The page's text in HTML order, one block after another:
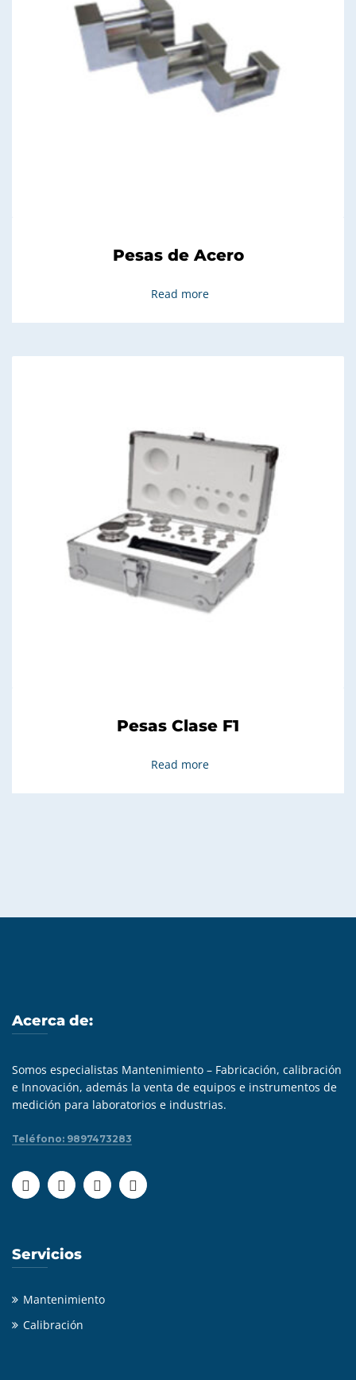
Pesas de Acero
Read more
Pesas Clase F1
Read more
Acerca de:
Somos especialistas Mantenimiento – Fabricación, calibración
e Innovación, además la venta de equipos e instrumentos de
medición para laboratorios e industrias.
Teléfono: 9897473283
Servicios
Mantenimiento
Calibración